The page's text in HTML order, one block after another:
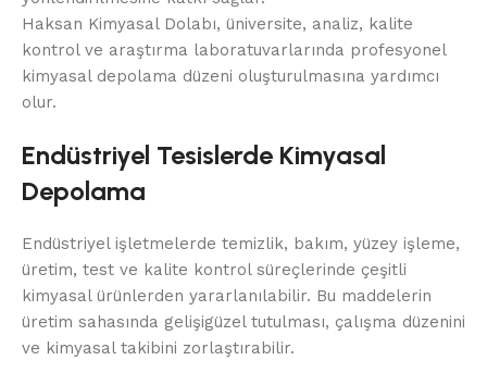
Haksan Kimyasal Dolabı, üniversite, analiz, kalite
kontrol ve araştırma laboratuvarlarında profesyonel
kimyasal depolama düzeni oluşturulmasına yardımcı
olur.
Endüstriyel Tesislerde Kimyasal
Depolama
Endüstriyel işletmelerde temizlik, bakım, yüzey işleme,
üretim, test ve kalite kontrol süreçlerinde çeşitli
kimyasal ürünlerden yararlanılabilir. Bu maddelerin
üretim sahasında gelişigüzel tutulması, çalışma düzenini
ve kimyasal takibini zorlaştırabilir.